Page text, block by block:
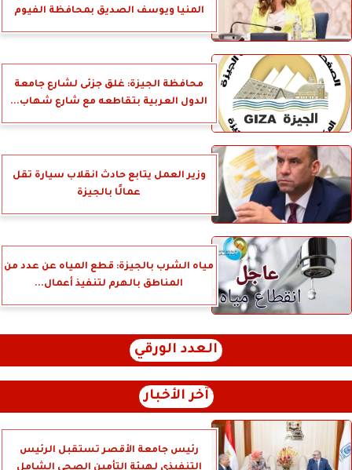
المنيا ويوسف الصديق بمحافظة الفيوم
محافظة الجيزة: غلق جزئى لشارع جامعة
الدول العربية بتقاطعه مع شارع شهاب...
وزير العمل يتابع حادث انقلاب سيارة تقل
عمالًا بالجيزة
مياه الشرب بالجيزة: قطع المياه عن عدد من
المناطق بالهرم لتنفيذ أعمال...
العدد الورقي
آخر الأخبار
رئيس جامعة الأقصر تستقبل الرئيس
التنفيذي لهيئة التأمين الصحي الشامل